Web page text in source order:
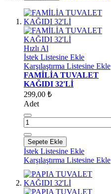
Hızlı Al
İstek Listesine Ekle
Karşılaştırma Listesine Ekle
FAMİLİA TUVALET
KAĞIDI 32'Lİ
299,00 ₺
Adet
Sepete Ekle
İstek Listesine Ekle
Karşılaştırma Listesine Ekle